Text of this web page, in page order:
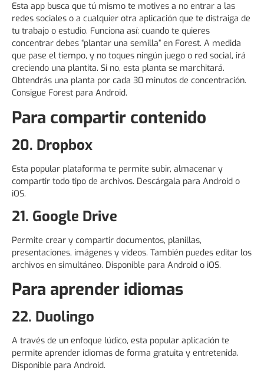
Esta app busca que tú mismo te motives a no entrar a las
redes sociales o a cualquier otra aplicación que te distraiga de
tu trabajo o estudio. Funciona así: cuando te quieres
concentrar debes “plantar una semilla” en Forest. A medida
que pase el tiempo, y no toques ningún juego o red social, irá
creciendo una plantita. Si no, esta planta se marchitará.
Obtendrás una planta por cada 30 minutos de concentración.
Consigue Forest para Android.
Para compartir contenido
20. Dropbox
Esta popular plataforma te permite subir, almacenar y
compartir todo tipo de archivos. Descárgala para Android o
iOS.
21. Google Drive
Permite crear y compartir documentos, planillas,
presentaciones, imágenes y videos. También puedes editar los
archivos en simultáneo. Disponible para Android o iOS.
Para aprender idiomas
22. Duolingo
A través de un enfoque lúdico, esta popular aplicación te
permite aprender idiomas de forma gratuita y entretenida.
Disponible para Android.